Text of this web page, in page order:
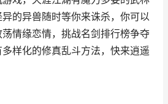
的异兽随时等你来诛杀，你可以
情缘恋情，挑战名剑排行榜争夺
样化的修真乱斗方法，快来逍遥